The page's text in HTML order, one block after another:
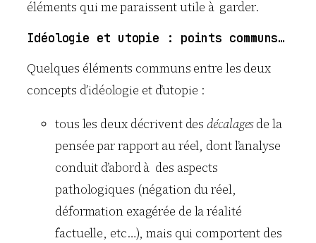
éléments qui me paraissent utile à garder.
Idéologie et utopie : points communs…
Quelques éléments communs entre les deux
concepts d’idéologie et d’utopie :
tous les deux décrivent desdécalagesde la
pensée par rapport au réel, dont l’analyse
conduit d’abord à des aspects
pathologiques (négation du réel,
déformation exagérée de la réalité
factuelle, etc…), mais qui comportent des